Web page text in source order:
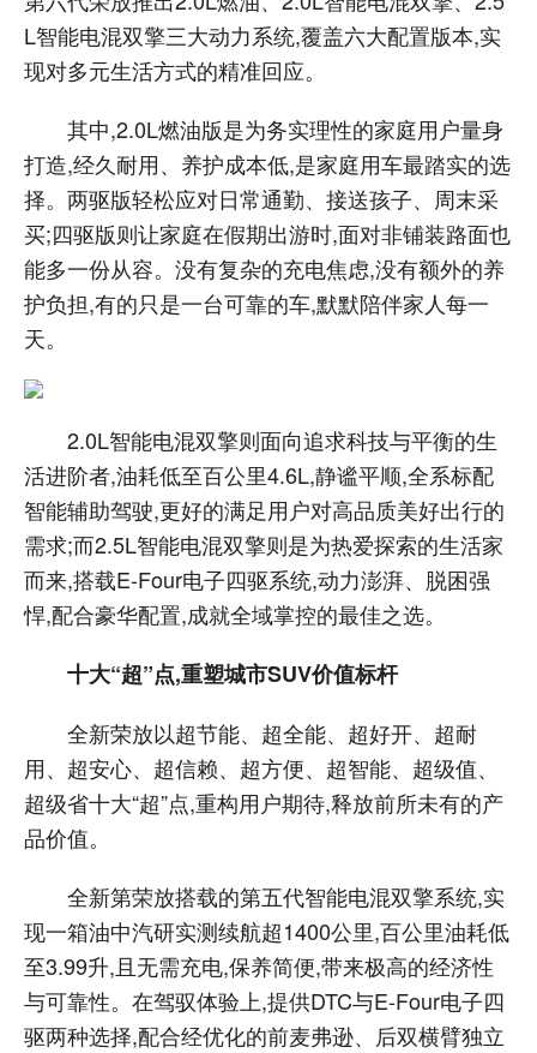
L智能电混双擎三大动力系统,覆盖六大配置版本,实
现对多元生活方式的精准回应。
其中,2.0L燃油版是为务实理性的家庭用户量身
打造,经久耐用、养护成本低,是家庭用车最踏实的选
择。两驱版轻松应对日常通勤、接送孩子、周末采
买;四驱版则让家庭在假期出游时,面对非铺装路面也
能多一份从容。没有复杂的充电焦虑,没有额外的养
护负担,有的只是一台可靠的车,默默陪伴家人每一
天。
2.0L智能电混双擎则面向追求科技与平衡的生
活进阶者,油耗低至百公里4.6L,静谧平顺,全系标配
智能辅助驾驶,更好的满足用户对高品质美好出行的
需求;而2.5L智能电混双擎则是为热爱探索的生活家
而来,搭载E-Four电子四驱系统,动力澎湃、脱困强
悍,配合豪华配置,成就全域掌控的最佳之选。
十大“超”点,重塑城市SUV价值标杆
全新荣放以超节能、超全能、超好开、超耐
用、超安心、超信赖、超方便、超智能、超级值、
超级省十大“超”点,重构用户期待,释放前所未有的产
品价值。
全新第荣放搭载的第五代智能电混双擎系统,实
现一箱油中汽研实测续航超1400公里,百公里油耗低
至3.99升,且无需充电,保养简便,带来极高的经济性
与可靠性。在驾驭体验上,提供DTC与E-Four电子四
驱两种选择,配合经优化的前麦弗逊、后双横臂独立